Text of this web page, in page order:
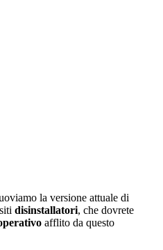
la versione attuale di
disinstallatori, che dovrete
afflito da questo